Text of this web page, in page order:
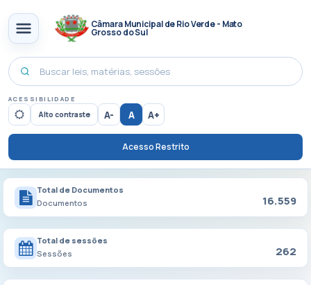
Câmara Municipal de Rio Verde - Mato
Grosso do Sul
ACESSIBILIDADE
Alto contraste A- A A+
Acesso Restrito
Total de Documentos
Documentos
16.559
Total de sessões
Sessões
262